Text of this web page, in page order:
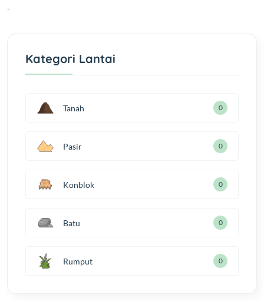
-
Kategori Lantai
Tanah 0
Pasir 0
Konblok 0
Batu 0
Rumput 0